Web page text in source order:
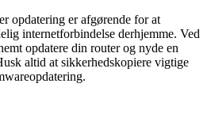
opdatering er afgørende for at
internetforbindelse derhjemme. Ved
opdatere din router og nyde en
altid at sikkerhedskopiere vigtige